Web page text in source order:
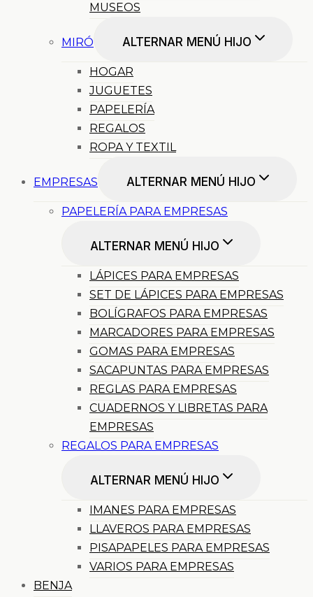
MUSEOS
MIRÓ ALTERNAR MENÚ HIJO
HOGAR
JUGUETES
PAPELERÍA
REGALOS
ROPA Y TEXTIL
EMPRESAS ALTERNAR MENÚ HIJO
PAPELERÍA PARA EMPRESAS
ALTERNAR MENÚ HIJO
LÁPICES PARA EMPRESAS
SET DE LÁPICES PARA EMPRESAS
BOLÍGRAFOS PARA EMPRESAS
MARCADORES PARA EMPRESAS
GOMAS PARA EMPRESAS
SACAPUNTAS PARA EMPRESAS
REGLAS PARA EMPRESAS
CUADERNOS Y LIBRETAS PARA
EMPRESAS
REGALOS PARA EMPRESAS
ALTERNAR MENÚ HIJO
IMANES PARA EMPRESAS
LLAVEROS PARA EMPRESAS
PISAPAPELES PARA EMPRESAS
VARIOS PARA EMPRESAS
BENJA